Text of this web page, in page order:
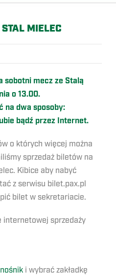
MIELEC
sobotni mecz ze Stalą
o 13.00.
na dwa sposoby:
bądź przez Internet.
o których więcej można
sprzedaż biletów na
Kibice aby nabyć
z serwisu bilet.pax.pl
bilet w sekretariacie.
internetowej sprzedaży
i wybrać zakładkę